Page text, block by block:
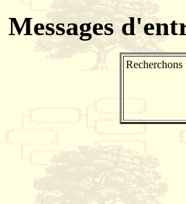
Messages
Recherchons